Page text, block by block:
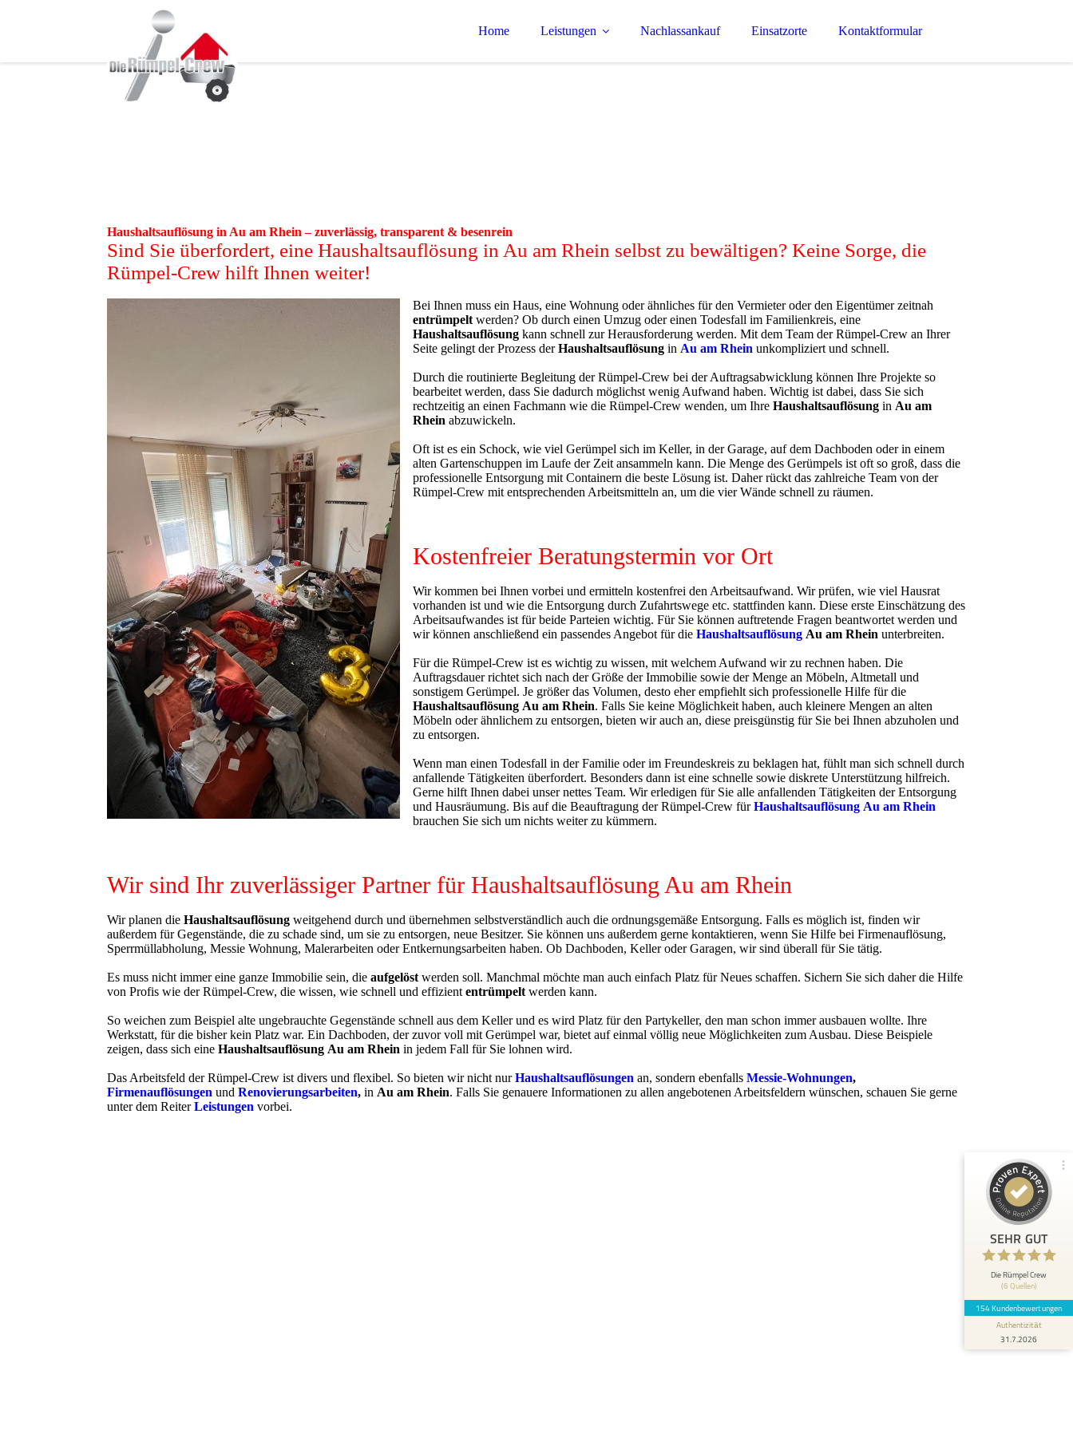
Home Leistungen Nachlassankauf Einsatzorte Kontaktformular
Haushaltsauflösung in Au am Rhein – zuverlässig, transparent & besenrein
Sind Sie überfordert, eine Haushaltsauflösung in Au am Rhein selbst zu bewältigen? Keine Sorge, die
Rümpel-Crew hilft Ihnen weiter!
Bei Ihnen muss ein Haus, eine Wohnung oder ähnliches für den Vermieter oder den Eigentümer zeitnah
entrümpelt werden? Ob durch einen Umzug oder einen Todesfall im Familienkreis, eine
Haushaltsauflösung kann schnell zur Herausforderung werden. Mit dem Team der Rümpel-Crew an Ihrer
Seite gelingt der Prozess derHaushaltsauflösung in Au am Rhein unkompliziert und schnell.
Durch die routinierte Begleitung der Rümpel-Crew bei der Auftragsabwicklung können Ihre Projekte so
bearbeitet werden, dass Sie dadurch möglichst wenig Aufwand haben. Wichtig ist dabei, dass Sie sich
rechtzeitig an einen Fachmann wie die Rümpel-Crew wenden, um IhreHaushaltsauflösung in Au am
Rhein abzuwickeln.
Oft ist es ein Schock, wie viel Gerümpel sich im Keller, in der Garage, auf dem Dachboden oder in einem
alten Gartenschuppen im Laufe der Zeit ansammeln kann. Die Menge des Gerümpels ist oft so groß, dass die
professionelle Entsorgung mit Containern die beste Lösung ist. Daher rückt das zahlreiche Team von der
Rümpel-Crew mit entsprechenden Arbeitsmitteln an, um die vier Wände schnell zu räumen.
Kostenfreier Beratungstermin vor Ort
Wir kommen bei Ihnen vorbei und ermitteln kostenfrei den Arbeitsaufwand. Wir prüfen, wie viel Hausrat
vorhanden ist und wie die Entsorgung durch Zufahrtswege etc. stattfinden kann. Diese erste Einschätzung des
Arbeitsaufwandes ist für beide Parteien wichtig. Für Sie können auftretende Fragen beantwortet werden und
wir können anschließend ein passendes Angebot für dieHaushaltsauflösung Au am Rhein unterbreiten.
Für die Rümpel-Crew ist es wichtig zu wissen, mit welchem Aufwand wir zu rechnen haben. Die
Auftragsdauer richtet sich nach der Größe der Immobilie sowie der Menge an Möbeln, Altmetall und
sonstigem Gerümpel. Je größer das Volumen, desto eher empfiehlt sich professionelle Hilfe für die
Haushaltsauflösung Au am Rhein. Falls Sie keine Möglichkeit haben, auch kleinere Mengen an alten
Möbeln oder ähnlichem zu entsorgen, bieten wir auch an, diese preisgünstig für Sie bei Ihnen abzuholen und
zu entsorgen.
Wenn man einen Todesfall in der Familie oder im Freundeskreis zu beklagen hat, fühlt man sich schnell durch
anfallende Tätigkeiten überfordert. Besonders dann ist eine schnelle sowie diskrete Unterstützung hilfreich.
Gerne hilft Ihnen dabei unser nettes Team. Wir erledigen für Sie alle anfallenden Tätigkeiten der Entsorgung
und Hausräumung. Bis auf die Beauftragung der Rümpel-Crew fürHaushaltsauflösung Au am Rhein
brauchen Sie sich um nichts weiter zu kümmern.
Wir sind Ihr zuverlässiger Partner für Haushaltsauflösung Au am Rhein
Wir planen dieHaushaltsauflösung weitgehend durch und übernehmen selbstverständlich auch die ordnungsgemäße Entsorgung. Falls es möglich ist, finden wir
außerdem für Gegenstände, die zu schade sind, um sie zu entsorgen, neue Besitzer. Sie können uns außerdem gerne kontaktieren, wenn Sie Hilfe bei Firmenauflösung,
Sperrmüllabholung, Messie Wohnung, Malerarbeiten oder Entkernungsarbeiten haben. Ob Dachboden, Keller oder Garagen, wir sind überall für Sie tätig.
Es muss nicht immer eine ganze Immobilie sein, dieaufgelöst werden soll. Manchmal möchte man auch einfach Platz für Neues schaffen. Sichern Sie sich daher die Hilfe
von Profis wie der Rümpel-Crew, die wissen, wie schnell und effiziententrümpelt werden kann.
So weichen zum Beispiel alte ungebrauchte Gegenstände schnell aus dem Keller und es wird Platz für den Partykeller, den man schon immer ausbauen wollte. Ihre
Werkstatt, für die bisher kein Platz war. Ein Dachboden, der zuvor voll mit Gerümpel war, bietet auf einmal völlig neue Möglichkeiten zum Ausbau. Diese Beispiele
zeigen, dass sich eineHaushaltsauflösung Au am Rheinin jedem Fall für Sie lohnen wird.
Das Arbeitsfeld der Rümpel-Crew ist divers und flexibel. So bieten wir nicht nurHaushaltsauflösungen an, sondern ebenfallsMessie-Wohnungen,
Firmenauflösungen undRenovierungsarbeiten, in Au am Rhein. Falls Sie genauere Informationen zu allen angebotenen Arbeitsfeldern wünschen, schauen Sie gerne
unter dem ReiterLeistungen vorbei.
SEHR GUT
Die Rümpel Crew
(6 Quellen)
154 Kundenbewertungen
Authentizität
31.7.2026
SEHR GUT
Blick aufs ProvenExpert-Profil werfen
Anonym
Das Team war pünktlich, schnell und sehr
professionell. Wir waren positiv überrascht,
wie gründlich und bese...